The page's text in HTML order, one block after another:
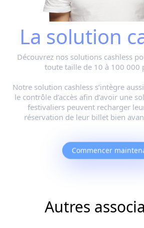
La solution
Découvrez nos solutions cashless
toute taille de 10 à 100 000
Notre solution cashless s’intègre
le contrôle d’accès afin d’avoir une
festivaliers peuvent recharger
réservation de leur billet bien
Commencer
Autres